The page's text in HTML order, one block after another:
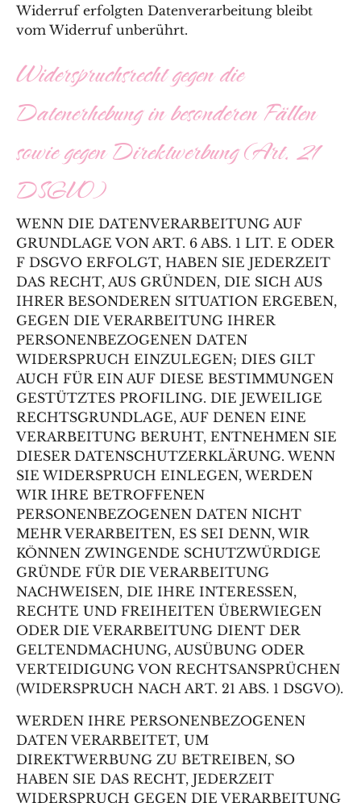
Widerruf erfolgten Datenverarbeitung bleibt
vom Widerruf unberührt.
Widerspruchsrecht gegen die
Datenerhebung in besonderen Fällen
sowie gegen Direktwerbung (Art. 21
DSGVO)
WENN DIE DATENVERARBEITUNG AUF
GRUNDLAGE VON ART. 6 ABS. 1 LIT. E ODER
F DSGVO ERFOLGT, HABEN SIE JEDERZEIT
DAS RECHT, AUS GRÜNDEN, DIE SICH AUS
IHRER BESONDEREN SITUATION ERGEBEN,
GEGEN DIE VERARBEITUNG IHRER
PERSONENBEZOGENEN DATEN
WIDERSPRUCH EINZULEGEN; DIES GILT
AUCH FÜR EIN AUF DIESE BESTIMMUNGEN
GESTÜTZTES PROFILING. DIE JEWEILIGE
RECHTSGRUNDLAGE, AUF DENEN EINE
VERARBEITUNG BERUHT, ENTNEHMEN SIE
DIESER DATENSCHUTZERKLÄRUNG. WENN
SIE WIDERSPRUCH EINLEGEN, WERDEN
WIR IHRE BETROFFENEN
PERSONENBEZOGENEN DATEN NICHT
MEHR VERARBEITEN, ES SEI DENN, WIR
KÖNNEN ZWINGENDE SCHUTZWÜRDIGE
GRÜNDE FÜR DIE VERARBEITUNG
NACHWEISEN, DIE IHRE INTERESSEN,
RECHTE UND FREIHEITEN ÜBERWIEGEN
ODER DIE VERARBEITUNG DIENT DER
GELTENDMACHUNG, AUSÜBUNG ODER
VERTEIDIGUNG VON RECHTSANSPRÜCHEN
(WIDERSPRUCH NACH ART. 21 ABS. 1 DSGVO).
WERDEN IHRE PERSONENBEZOGENEN
DATEN VERARBEITET, UM
DIREKTWERBUNG ZU BETREIBEN, SO
HABEN SIE DAS RECHT, JEDERZEIT
WIDERSPRUCH GEGEN DIE VERARBEITUNG